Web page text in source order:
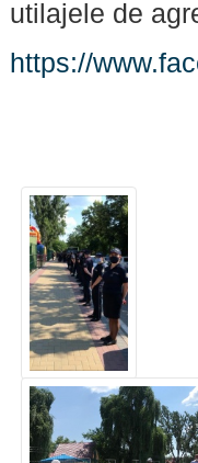
utilajele de
https://